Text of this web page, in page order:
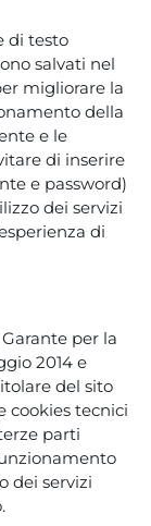
di testo
salvati nel
migliorare la
della
e le
di inserire
e password)
dei servizi
di
per la
2014 e
del sito
cookies tecnici
parti
dei servizi